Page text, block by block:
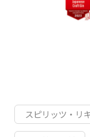
スピリッツ・リ